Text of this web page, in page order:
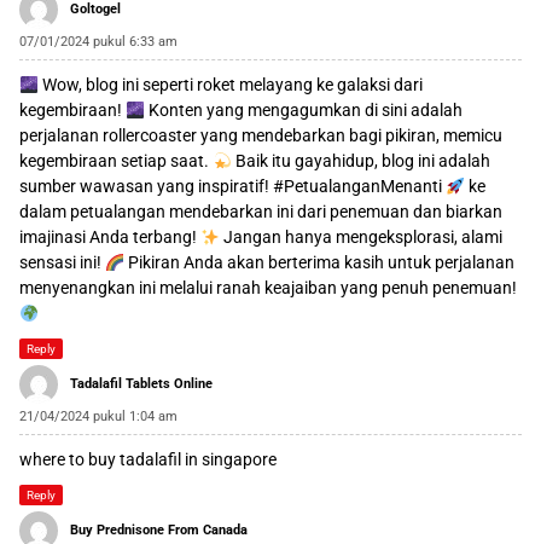
Goltogel
07/01/2024 pukul 6:33 am
Wow, blog ini seperti roket melayang ke galaksi dari
kegembiraan!
Konten yang mengagumkan di sini adalah
perjalanan rollercoaster yang mendebarkan bagi pikiran, memicu
kegembiraan setiap saat.
Baik itu gayahidup, blog ini adalah
sumber wawasan yang inspiratif! #PetualanganMenanti
ke
dalam petualangan mendebarkan ini dari penemuan dan biarkan
imajinasi Anda terbang!
Jangan hanya mengeksplorasi, alami
sensasi ini!
Pikiran Anda akan berterima kasih untuk perjalanan
menyenangkan ini melalui ranah keajaiban yang penuh penemuan!
Reply
Tadalafil Tablets Online
21/04/2024 pukul 1:04 am
where to buy tadalafil in singapore
Reply
Buy Prednisone From Canada